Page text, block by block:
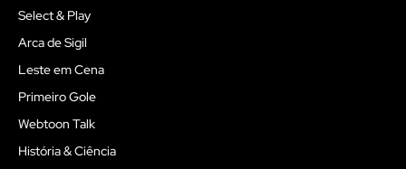
Select & Play
Arca de Sigil
Leste em Cena
Primeiro Gole
Webtoon Talk
História & Ciência